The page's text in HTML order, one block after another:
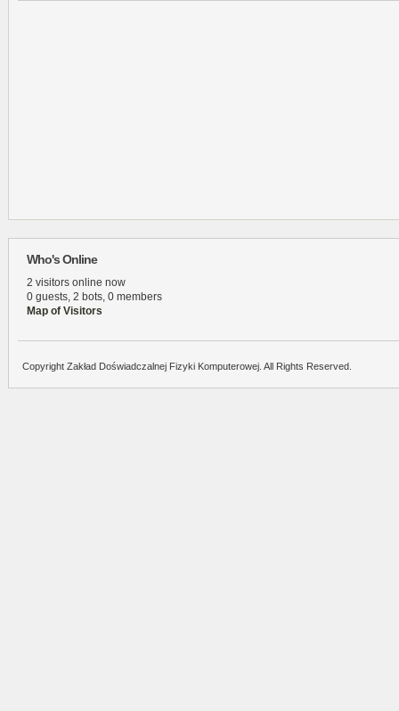
Who's Online
2 visitors online now
0 guests, 2 bots, 0 members
Map of Visitors
Copyright Zakład Doświadczalnej Fizyki Komputerowej. All Rights Reserved.